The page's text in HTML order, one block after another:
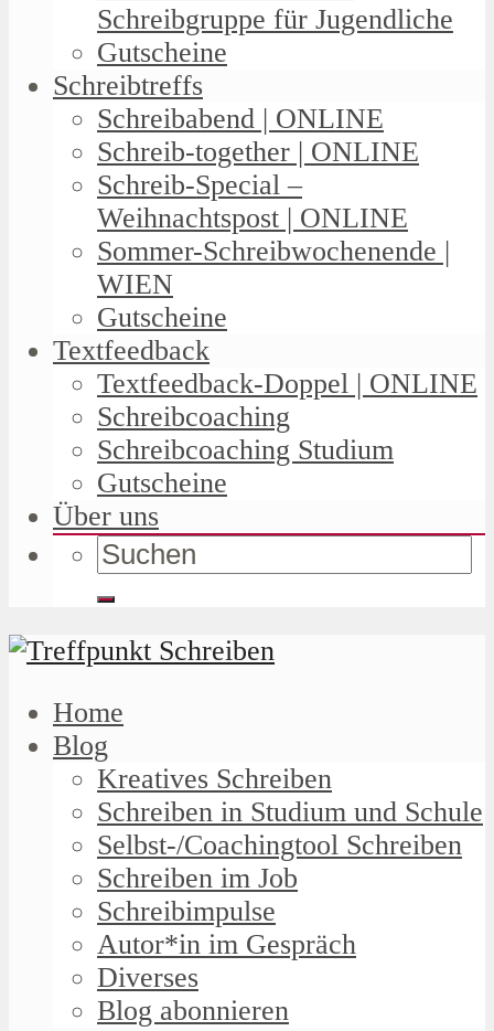
Schreibgruppe für Jugendliche
Gutscheine
Schreibtreffs
Schreibabend | ONLINE
Schreib-together | ONLINE
Schreib-Special –
Weihnachtspost | ONLINE
Sommer-Schreibwochenende |
WIEN
Gutscheine
Textfeedback
Textfeedback-Doppel | ONLINE
Schreibcoaching
Schreibcoaching Studium
Gutscheine
Über uns
Home
Blog
Kreatives Schreiben
Schreiben in Studium und Schule
Selbst-/Coachingtool Schreiben
Schreiben im Job
Schreibimpulse
Autor*in im Gespräch
Diverses
Blog abonnieren